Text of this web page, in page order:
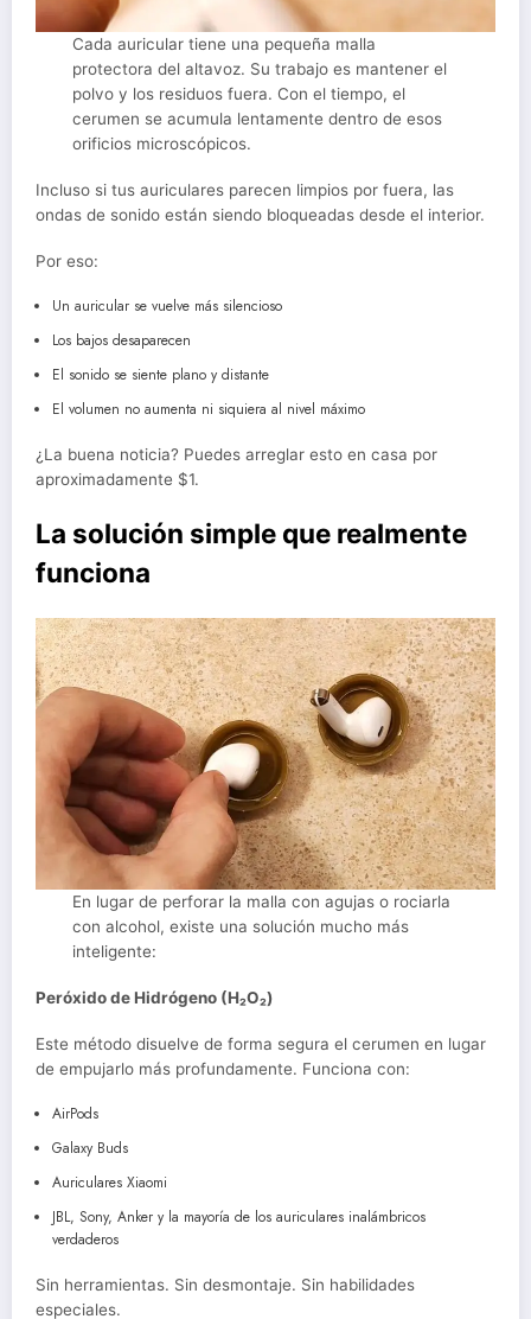
Cada auricular tiene una pequeña malla
protectora del altavoz. Su trabajo es mantener el
polvo y los residuos fuera. Con el tiempo, el
cerumen se acumula lentamente dentro de esos
orificios microscópicos.
Incluso si tus auriculares parecen limpios por fuera, las
ondas de sonido están siendo bloqueadas desde el interior.
Por eso:
Un auricular se vuelve más silencioso
Los bajos desaparecen
El sonido se siente plano y distante
El volumen no aumenta ni siquiera al nivel máximo
¿La buena noticia? Puedes arreglar esto en casa por
aproximadamente $1.
La solución simple que realmente
funciona
En lugar de perforar la malla con agujas o rociarla
con alcohol, existe una solución mucho más
inteligente:
Peróxido de Hidrógeno (H₂O₂)
Este método disuelve de forma segura el cerumen en lugar
de empujarlo más profundamente. Funciona con:
AirPods
Galaxy Buds
Auriculares Xiaomi
JBL, Sony, Anker y la mayoría de los auriculares inalámbricos
verdaderos
Sin herramientas. Sin desmontaje. Sin habilidades
especiales.